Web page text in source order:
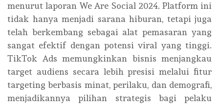
menurut laporan We Are Social 2024. Platform ini
tidak hanya menjadi sarana hiburan, tetapi juga
telah berkembang sebagai alat pemasaran yang
sangat efektif dengan potensi viral yang tinggi.
TikTok Ads memungkinkan bisnis menjangkau
target audiens secara lebih presisi melalui fitur
targeting berbasis minat, perilaku, dan demografi,
menjadikannya pilihan strategis bagi pelaku